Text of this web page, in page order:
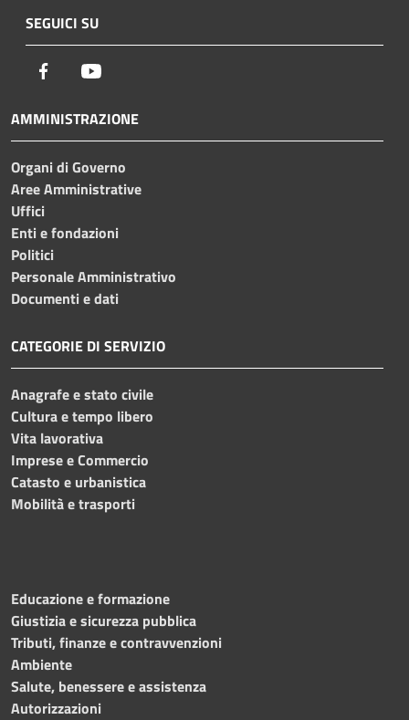
SEGUICI SU
Facebook
AMMINISTRAZIONE
Organi di Governo
Aree Amministrative
Uffici
Enti e fondazioni
Politici
Personale Amministrativo
Documenti e dati
CATEGORIE DI SERVIZIO
Anagrafe e stato civile
Cultura e tempo libero
Vita lavorativa
Imprese e Commercio
Catasto e urbanistica
Mobilità e trasporti
Educazione e formazione
Giustizia e sicurezza pubblica
Tributi, finanze e contravvenzioni
Ambiente
Salute, benessere e assistenza
Autorizzazioni